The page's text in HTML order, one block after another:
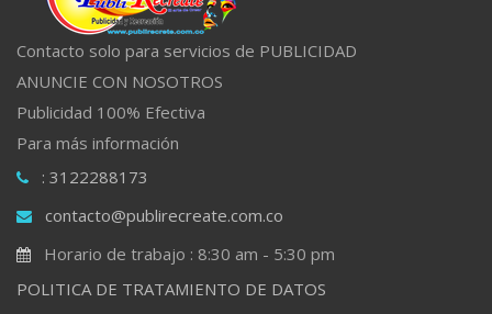
Contacto solo para servicios de PUBLICIDAD
ANUNCIE CON NOSOTROS
Publicidad 100% Efectiva
Para más información
: 3122288173
contacto@publirecreate.com.co
Horario de trabajo : 8:30 am - 5:30 pm
POLITICA DE TRATAMIENTO DE DATOS